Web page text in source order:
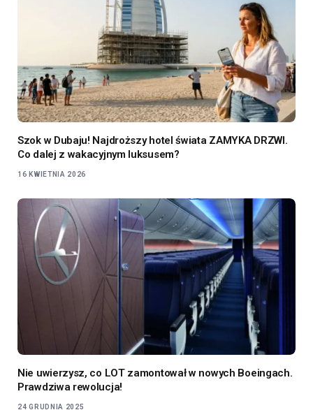
Szok w Dubaju! Najdroższy hotel świata ZAMYKA DRZWI.
Co dalej z wakacyjnym luksusem?
16 KWIETNIA 2026
Nie uwierzysz, co LOT zamontował w nowych Boeingach.
Prawdziwa rewolucja!
24 GRUDNIA 2025